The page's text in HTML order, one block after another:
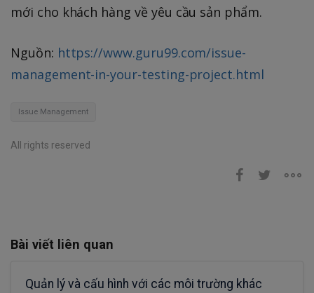
mới cho khách hàng về yêu cầu sản phẩm.
Nguồn: https://www.guru99.com/issue-
management-in-your-testing-project.html
Issue Management
All rights reserved
Bài viết liên quan
Quản lý và cấu hình với các môi trường khác